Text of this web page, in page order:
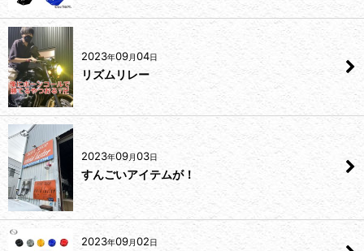
2023年09月04日
リズムリレー
2023年09月03日
すんごいアイテムが！
2023年09月02日